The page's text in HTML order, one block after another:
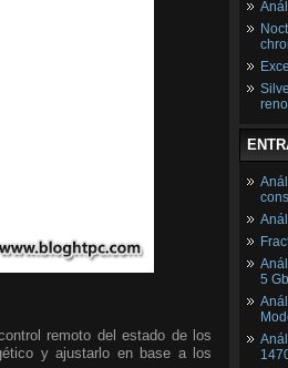
remoto del estado de los
y ajustarlo en base a los
5